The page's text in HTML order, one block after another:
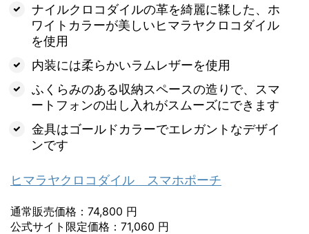
ナイルクロコダイルの革を綺麗に鞣した、ホ
ワイトカラーが美しいヒマラヤクロコダイル
を使用
内装には柔らかいラムレザーを使用
ふくらみのある収納スペースの造りで、スマ
ートフォンの出し入れがスムーズにできます
金具はゴールドカラーでエレガントなデザイ
ンです
ヒマラヤクロコダイル スマホポーチ
通常販売価格：74,800 円
公式サイト限定価格：71,060 円